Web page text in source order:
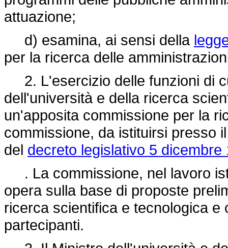
attuazione;
d) esamina, ai sensi della
per la ricerca delle
2. L'esercizio delle funzioni di
dell'università e della ricerca
un'apposita commissione per la
commissione, da istituirsi presso
del decreto legislativo 5 dicembre
. La commissione, nel lavoro
opera sulla base di proposte
ricerca scientifica e tecnologica
partecipanti.